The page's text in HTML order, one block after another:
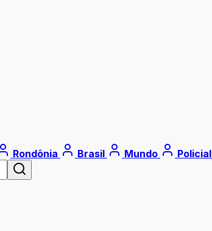
Rondônia Brasil Mundo Policial